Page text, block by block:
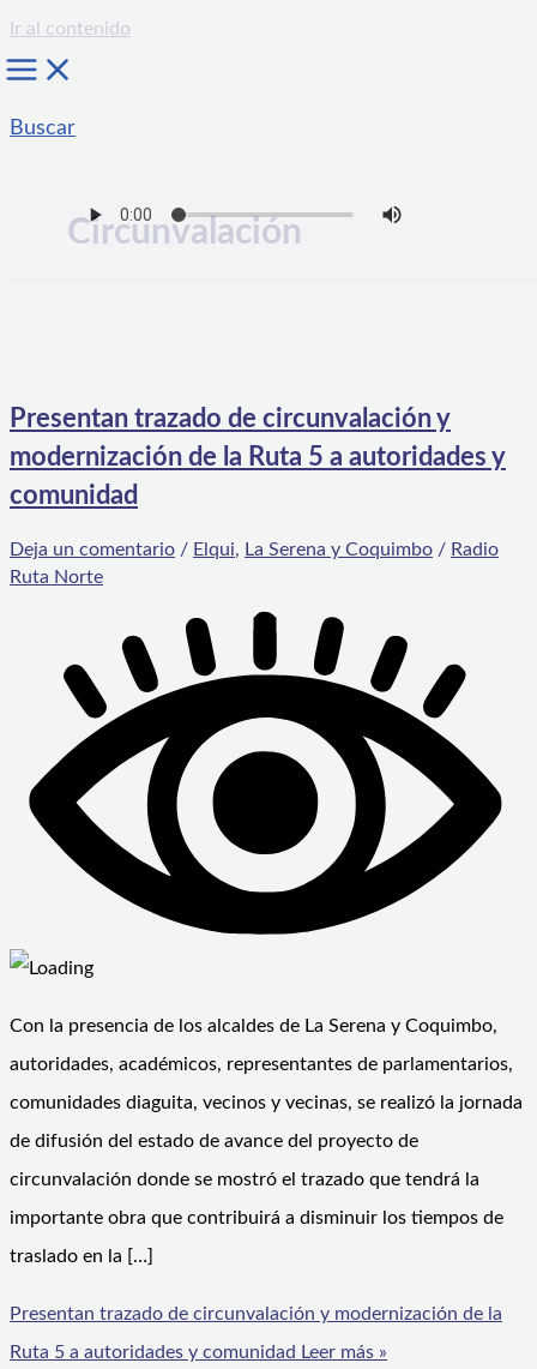
Ir al contenido
Buscar
Circunvalación
Presentan trazado de circunvalación y
modernización de la Ruta 5 a autoridades y
comunidad
Deja un comentario / Elqui, La Serena y Coquimbo / Radio
Ruta Norte
Con la presencia de los alcaldes de La Serena y Coquimbo,
autoridades, académicos, representantes de parlamentarios,
comunidades diaguita, vecinos y vecinas, se realizó la jornada
de difusión del estado de avance del proyecto de
circunvalación donde se mostró el trazado que tendrá la
importante obra que contribuirá a disminuir los tiempos de
traslado en la […]
Presentan trazado de circunvalación y modernización de la
Ruta 5 a autoridades y comunidad Leer más »